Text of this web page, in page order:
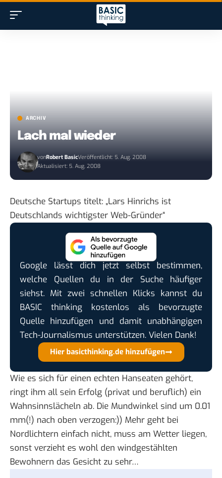
ARCHIV
Lach mal wieder
vonRobert BasicVeröffentlicht: 5. Aug. 2008
Aktualisiert: 5. Aug. 2008
Deutsche Startups titelt: „Lars Hinrichs ist
Deutschlands wichtigster Web-Gründer“
Google lässt dich jetzt selbst bestimmen,
welche Quellen du in der Suche häufiger
siehst. Mit zwei schnellen Klicks kannst du
BASIC thinking kostenlos als bevorzugte
Quelle hinzufügen und damit unabhängigen
Tech-Journalismus unterstützen. Vielen Dank!
Hier basicthinking.de hinzufügen
Wie es sich für einen echten Hanseaten gehört,
ringt ihm all sein Erfolg (privat und beruflich) ein
Wahnsinnslächeln ab. Die Mundwinkel sind um 0.01
mm(!) nach oben verzogen:)) Mehr geht bei
Nordlichtern einfach nicht, muss am Wetter liegen,
sonst verzieht es wohl den windgestählten
Bewohnern das Gesicht zu sehr…